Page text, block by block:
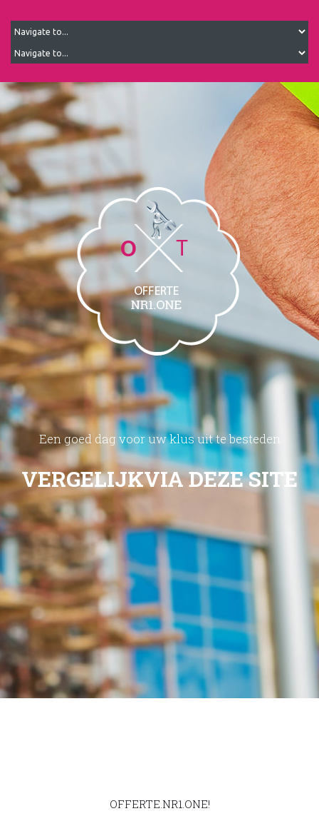
Een goed dag voor uw klus uit te besteden
VERGELIJKVIA DEZE SITE
OFFERTE.NR1.ONE!